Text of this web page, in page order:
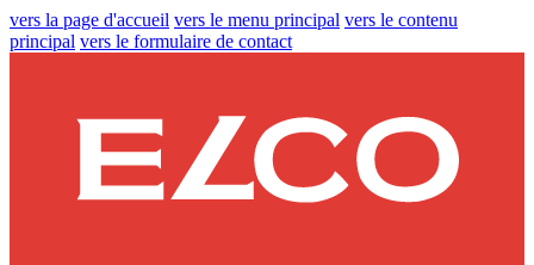
vers la page d'accueil vers le menu principal vers le contenu
principal vers le formulaire de contact